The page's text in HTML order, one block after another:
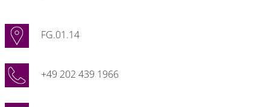
FG.01.14
+49 202 439 1966